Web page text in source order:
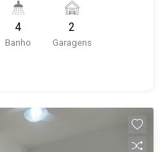
de garagem
já incluso com
a alteração sem prévio
ao São Pitanga
e Barriga;
4
Banho
2
Garagens